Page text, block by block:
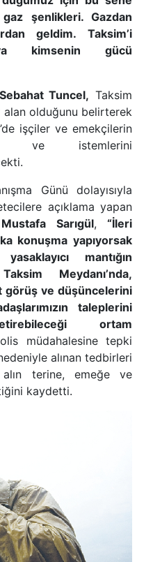
şenlikleri. Gazdan
geldim. Taksim’i
kimsenin gücü
Sebahat Tuncel, Taksim
alan olduğunu belirterek
işçiler ve emekçilerin
ve istemlerini
Günü dolayısıyla
açıklama yapan
Mustafa Sarıgül, “İleri
konuşma yapıyorsak
mantığın
Meydanı’nda,
görüş ve düşüncelerini
taleplerini
ortam
müdahalesine tepki
alınan tedbirleri
alın terine, emeğe ve
kaydetti.